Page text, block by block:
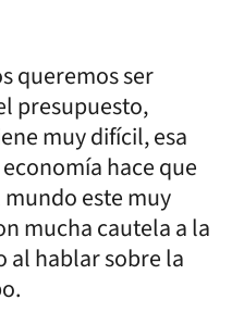
queremos ser
presupuesto,
muy difícil, esa
hace que
este muy
mucha cautela a la
al hablar sobre la